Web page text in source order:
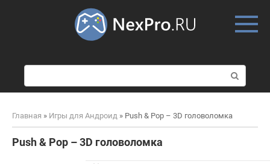
о
и
к
Главная » Игры для Андроид » Push & Pop – 3D головоломка
Push & Pop – 3D головоломка